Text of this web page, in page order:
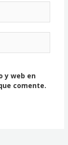
y web en
comente.